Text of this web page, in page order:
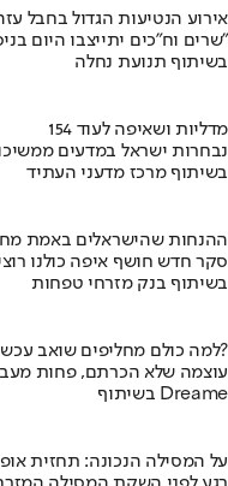
אירוע הנטיעות הגדול בחבל
שרים וח"כים יתייצבו היום בניסנית: "התיישבות שווה ביטחון, זו זכותנו"
בשיתוף תנועת נחלה
154 מדליות ושאיפה לעוד
נבחרות ישראל במדעים
בשיתוף מרכז מדעני העתיד
ההנחות שהישראלים באמת
סקר חדש חושף איפה כולנו
בשיתוף בנק מזרחי טפחות
למה כולם מחליפים שואב עכשיו?
עוצמה שלא הכרתם, פחות
בשיתוף Dreame
על המסילה הנכונה: תחזית